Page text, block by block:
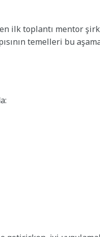
ilk toplantı mentor
temelleri bu